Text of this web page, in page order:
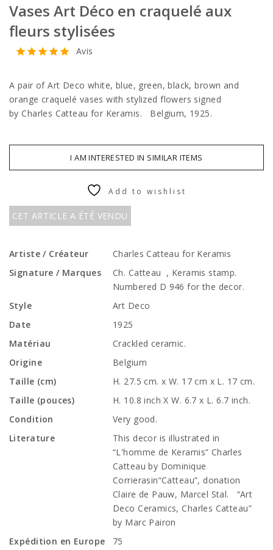
Vases Art Déco en craquelé aux
fleurs stylisées
Avis
A pair of Art Deco white, blue, green, black, brown and
orange craquelé vases with stylized flowers signed
by Charles Catteau for Keramis. Belgium, 1925.
I AM INTERESTED IN SIMILAR ITEMS
CET ARTICLE A ÉTÉ VENDU
Add to wishlist
Artiste / Créateur
Charles Catteau for Keramis
Signature / Marques
Ch. Catteau , Keramis stamp.
Numbered D 946 for the decor.
Style
Art Deco
Date
1925
Matériau
Crackled ceramic.
Origine
Belgium
Taille (cm)
H. 27.5 cm. x W. 17 cm x L. 17 cm.
Taille (pouces)
H. 10.8 inch X W. 6.7 x L. 6.7 inch.
Condition
Very good.
Literature
This decor is illustrated in
“L'homme de Keramis” Charles
Catteau by Dominique
Corrierasin“Catteau”, donation
Claire de Pauw, Marcel Stal. “Art
Deco Ceramics, Charles Catteau”
by Marc Pairon
Expédition en Europe
75